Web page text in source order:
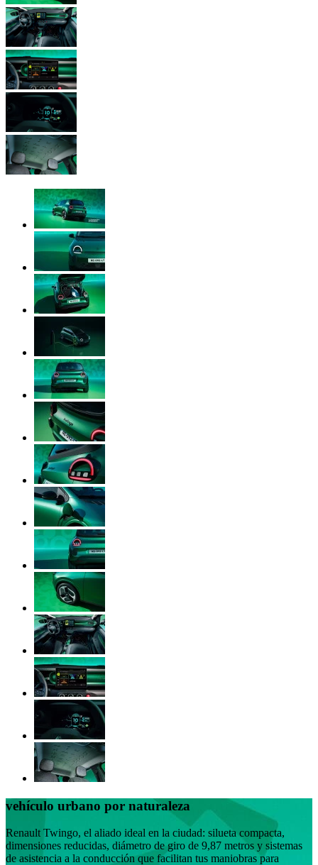
vehículo urbano por naturaleza
Renault Twingo, el aliado ideal en la ciudad: silueta compacta,
dimensiones reducidas, diámetro de giro de 9,87 metros y sistemas
de asistencia a la conducción que facilitan tus maniobras para